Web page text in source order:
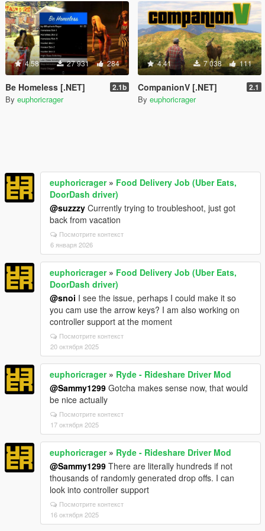
4.58 27 931 284
Be Homeless [.NET] 2.1b
By euphoricrager
4.41 7 038 111
CompanionV [.NET] 2.1
By euphoricrager
euphoricrager» Food Delivery Job (Uber Eats,
DoorDash driver)
@suzzzy Currently trying to troubleshoot, just got
back from vacation
Посмотрите контекст
6 января 2026
euphoricrager» Food Delivery Job (Uber Eats,
DoorDash driver)
@snoi I see the issue, perhaps I could make it so
you cam use the arrow keys? I am also working on
controller support at the moment
Посмотрите контекст
20 октября 2025
euphoricrager» Ryde - Rideshare Driver Mod
@Sammy1299 Gotcha makes sense now, that would
be nice actually
Посмотрите контекст
17 октября 2025
euphoricrager» Ryde - Rideshare Driver Mod
@Sammy1299 There are literally hundreds if not
thousands of randomly generated drop offs. I can
look into controller support
Посмотрите контекст
16 октября 2025